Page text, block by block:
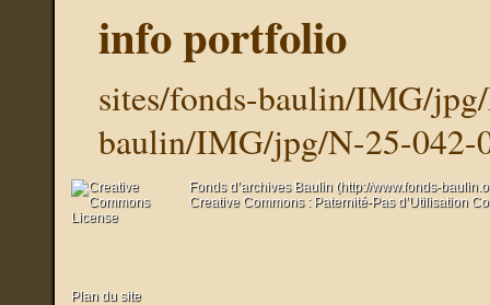
info portfolio
sites/fonds-baulin/IMG/
baulin/IMG/jpg/N-25-042-
Fonds d’archives Baulin (http://www.fonds-
Creative Commons : Paternité-Pas d’Utilisation
Plan du site